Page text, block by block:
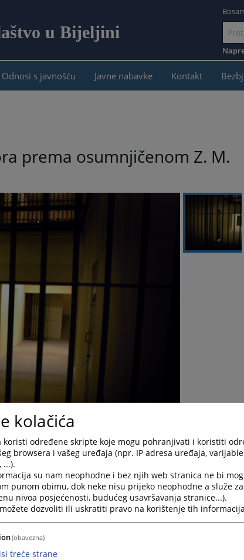
u Bijeljini
sadržaj
Odnosi s javnošću Javne nabavke Kontakt
prema osumnjičenom Z. M.
PREMA OSUMNJIČENOM Z. M.
kolačića
koristi određene skripte koje mogu pohranjivati i koristiti
browsera i vašeg uređaja (npr. IP adresa uređaja,
...).
su nam neophodne i bez njih web stranica ne bi
punom obimu, dok neke nisu prijeko neophodne a služe
nivoa posjećenosti, budućeg usavršavanja stranice...).
dozvoliti ili uskratiti pravo na korištenje tih
(obavezna)
treće strane